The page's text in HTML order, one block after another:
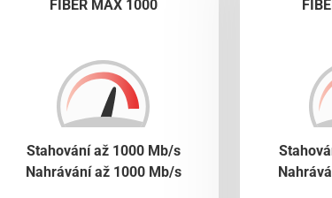
FIBER MAX 1000
Stahování až 1000 Mb/s
Nahrávání až 1000 Mb/s